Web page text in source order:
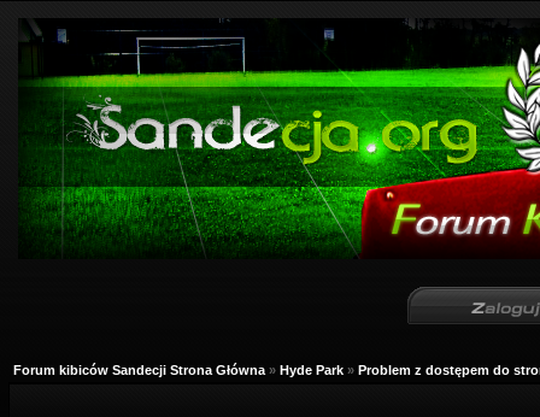
Forum kibiców Sandecji Strona Główna » Hyde Park » Problem z dostępem do